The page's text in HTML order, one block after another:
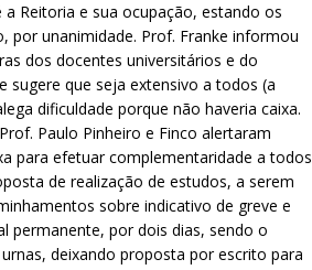
Reitoria e sua ocupação, estando os
unanimidade. Prof. Franke informou
dos docentes universitários e do
sugere que seja extensivo a todos (a
dificuldade porque não haveria caixa.
Paulo Pinheiro e Finco alertaram
para efetuar complementaridade a todos
de realização de estudos, a serem
sobre indicativo de greve e
permanente, por dois dias, sendo o
deixando proposta por escrito para